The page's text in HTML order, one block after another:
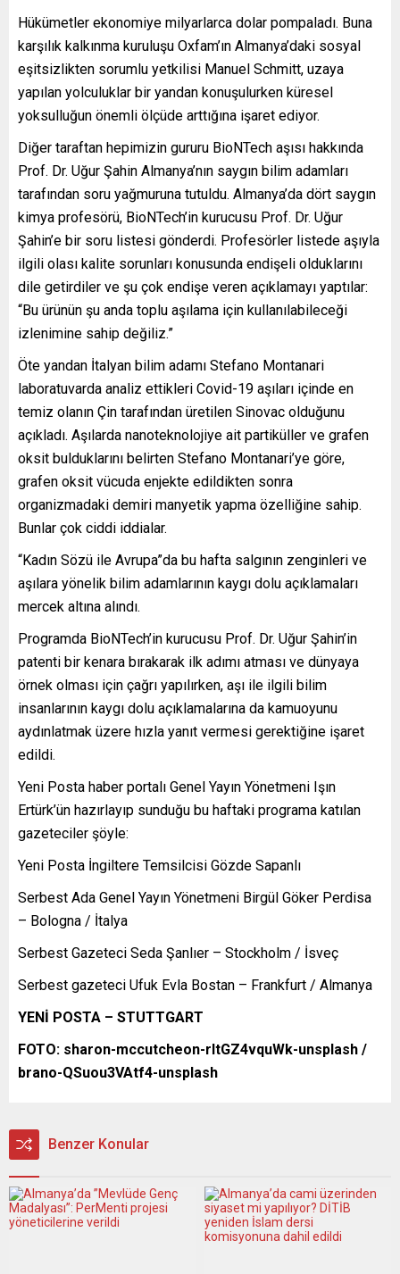
Hükümetler ekonomiye milyarlarca dolar pompaladı. Buna
karşılık kalkınma kuruluşu Oxfam’ın Almanya’daki sosyal
eşitsizlikten sorumlu yetkilisi Manuel Schmitt, uzaya
yapılan yolculuklar bir yandan konuşulurken küresel
yoksulluğun önemli ölçüde arttığına işaret ediyor.
Diğer taraftan hepimizin gururu BioNTech aşısı hakkında
Prof. Dr. Uğur Şahin Almanya’nın saygın bilim adamları
tarafından soru yağmuruna tutuldu. Almanya’da dört saygın
kimya profesörü, BioNTech’in kurucusu Prof. Dr. Uğur
Şahin’e bir soru listesi gönderdi. Profesörler listede aşıyla
ilgili olası kalite sorunları konusunda endişeli olduklarını
dile getirdiler ve şu çok endişe veren açıklamayı yaptılar:
“Bu ürünün şu anda toplu aşılama için kullanılabileceği
izlenimine sahip değiliz.”
Öte yandan İtalyan bilim adamı Stefano Montanari
laboratuvarda analiz ettikleri Covid-19 aşıları içinde en
temiz olanın Çin tarafından üretilen Sinovac olduğunu
açıkladı. Aşılarda nanoteknolojiye ait partiküller ve grafen
oksit bulduklarını belirten Stefano Montanari’ye göre,
grafen oksit vücuda enjekte edildikten sonra
organizmadaki demiri manyetik yapma özelliğine sahip.
Bunlar çok ciddi iddialar.
“Kadın Sözü ile Avrupa”da bu hafta salgının zenginleri ve
aşılara yönelik bilim adamlarının kaygı dolu açıklamaları
mercek altına alındı.
Programda BioNTech’in kurucusu Prof. Dr. Uğur Şahin’in
patenti bir kenara bırakarak ilk adımı atması ve dünyaya
örnek olması için çağrı yapılırken, aşı ile ilgili bilim
insanlarının kaygı dolu açıklamalarına da kamuoyunu
aydınlatmak üzere hızla yanıt vermesi gerektiğine işaret
edildi.
Yeni Posta haber portalı Genel Yayın Yönetmeni Işın
Ertürk’ün hazırlayıp sunduğu bu haftaki programa katılan
gazeteciler şöyle:
Yeni Posta İngiltere Temsilcisi Gözde Sapanlı
Serbest Ada Genel Yayın Yönetmeni Birgül Göker Perdisa
– Bologna / İtalya
Serbest Gazeteci Seda Şanlıer – Stockholm / İsveç
Serbest gazeteci Ufuk Evla Bostan – Frankfurt / Almanya
YENİ POSTA – STUTTGART
FOTO: sharon-mccutcheon-rItGZ4vquWk-unsplash /
brano-QSuou3VAtf4-unsplash
Benzer Konular